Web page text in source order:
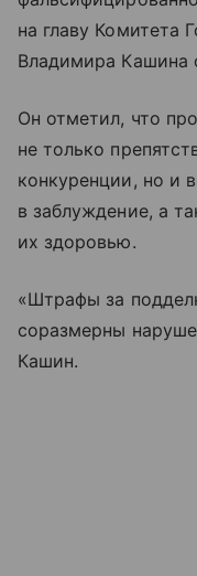
на главу Комитета
Владимира Кашина
Он отметил, что
не только
конкуренции, но и
в заблуждение, а
их здоровью.
«Штрафы за
соразмерны
Кашин.